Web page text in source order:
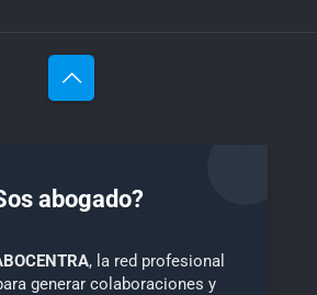
abogado?
, la red profesional
generar colaboraciones y